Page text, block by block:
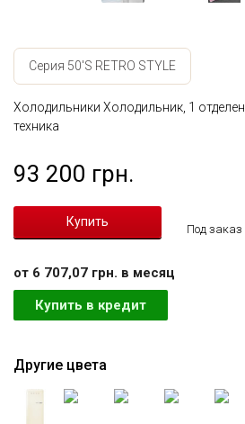
Серия 50'S RETRO STYLE
Холодильники Холодильник, 1
техника
93 200 грн.
Под заказ
от 6 707,07 грн. в месяц
Купить в кредит
Другие цвета